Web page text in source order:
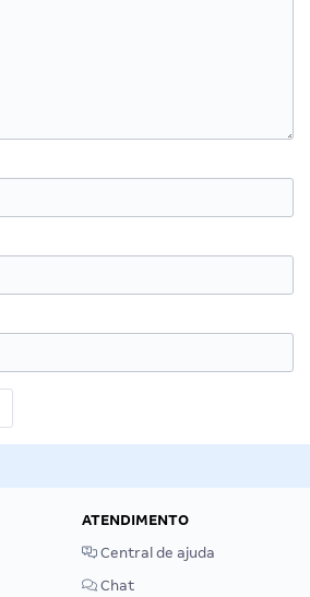
ATENDIMENTO
Central de ajuda
Chat